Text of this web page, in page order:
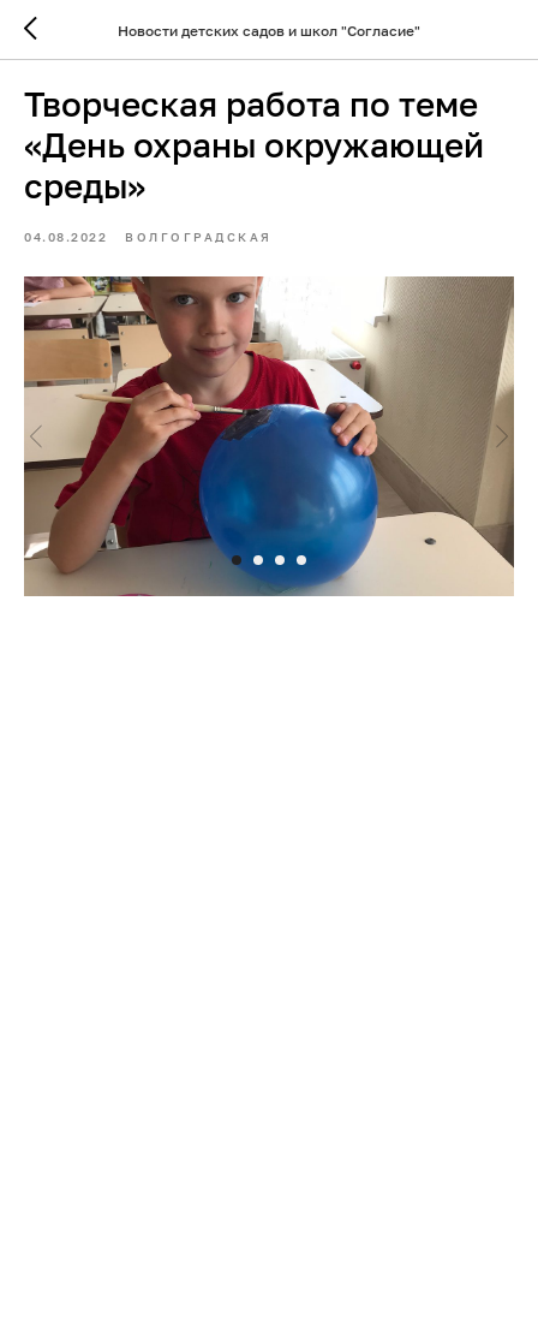
Новости детских садов и школ "Согласие"
Творческая работа по теме
«День охраны окружающей
среды»
04.08.2022 ВОЛГОГРАДСКАЯ